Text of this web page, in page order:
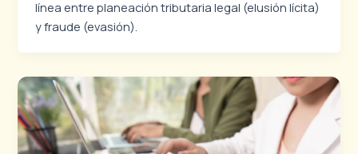
línea entre planeación tributaria legal (elusión lícita)
y fraude (evasión).